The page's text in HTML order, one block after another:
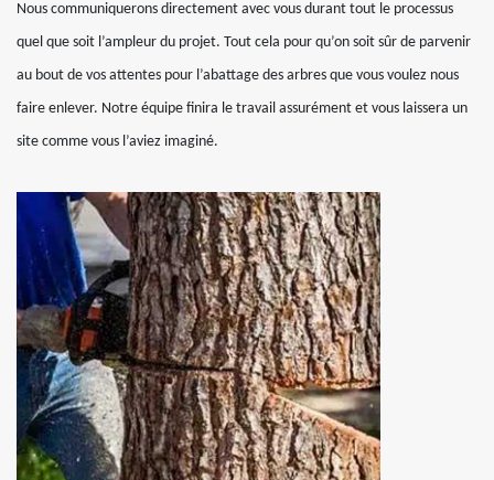
Nous communiquerons directement avec vous durant tout le processus
quel que soit l’ampleur du projet. Tout cela pour qu’on soit sûr de parvenir
au bout de vos attentes pour l’abattage des arbres que vous voulez nous
faire enlever. Notre équipe finira le travail assurément et vous laissera un
site comme vous l’aviez imaginé.